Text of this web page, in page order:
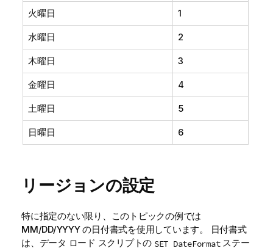
火曜日 1
水曜日 2
木曜日 3
金曜日 4
土曜日 5
日曜日 6
リージョンの設定
特に指定のない限り、このトピックの例では
MM/DD/YYYY の日付書式を使用しています。 日付書式
は、データ ロード スクリプトの SET DateFormatステー